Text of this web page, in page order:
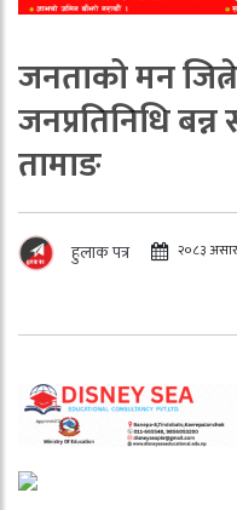
जनताको मन जित्ने
जनप्रतिनिधि
तामाङ
हुलाक पत्र २०८३